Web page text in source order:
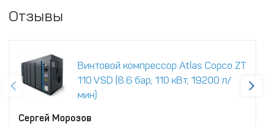
Отзывы
Винтовой компрессор Atlas Copco ZT
110 VSD (8.6 бар, 110 кВт, 19200 л/
мин)
Сергей Морозов